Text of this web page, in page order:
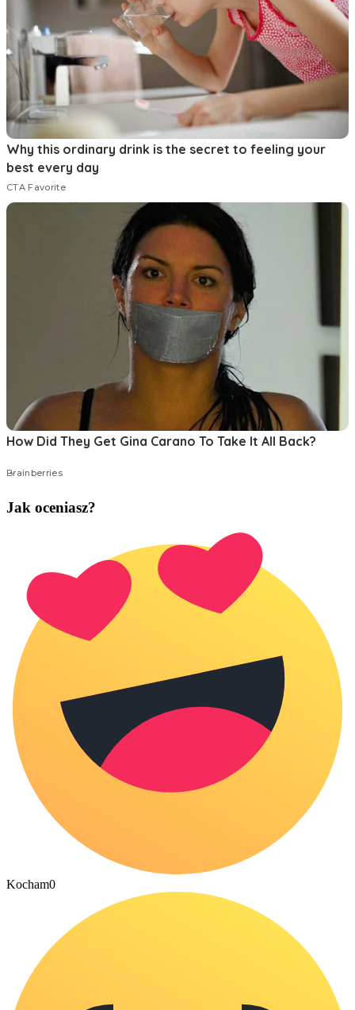
Jak oceniasz?
Kocham0